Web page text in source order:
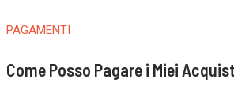
PAGAMENTI
Come Posso Pagare i Miei